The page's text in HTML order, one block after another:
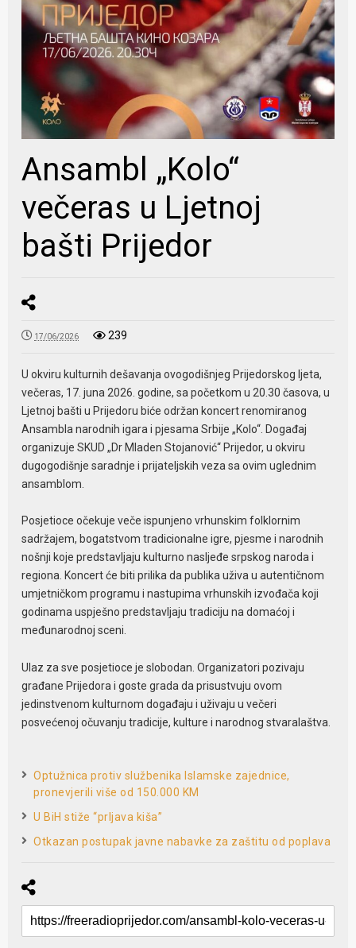
Ansambl „Kolo“
večeras u Ljetnoj
bašti Prijedor
17/06/2026 239
U okviru kulturnih dešavanja ovogodišnjeg Prijedorskog ljeta,
večeras, 17. juna 2026. godine, sa početkom u 20.30 časova, u
Ljetnoj bašti u Prijedoru biće održan koncert renomiranog
Ansambla narodnih igara i pjesama Srbije „Kolo“. Događaj
organizuje SKUD „Dr Mladen Stojanović“ Prijedor, u okviru
dugogodišnje saradnje i prijateljskih veza sa ovim uglednim
ansamblom.
Posjetioce očekuje veče ispunjeno vrhunskim folklornim
sadržajem, bogatstvom tradicionalne igre, pjesme i narodnih
nošnji koje predstavljaju kulturno nasljeđe srpskog naroda i
regiona. Koncert će biti prilika da publika uživa u autentičnom
umjetničkom programu i nastupima vrhunskih izvođača koji
godinama uspješno predstavljaju tradiciju na domaćoj i
međunarodnoj sceni.
Ulaz za sve posjetioce je slobodan. Organizatori pozivaju
građane Prijedora i goste grada da prisustvuju ovom
jedinstvenom kulturnom događaju i uživaju u večeri
posvećenoj očuvanju tradicije, kulture i narodnog stvaralaštva.
Optužnica protiv službenika Islamske zajednice,
pronevjerili više od 150.000 KM
U BiH stiže “prljava kiša”
Otkazan postupak javne nabavke za zaštitu od poplava